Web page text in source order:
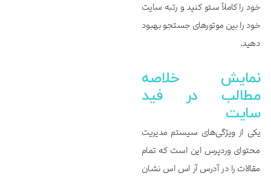
خود را کاملاً سئو کنید و رتبه سایت
خود را بین موتورهای جستجو بهبود
دهید.
نمایش خلاصه
مطالب در فید
سایت
یکی از ویژگی‌های سیستم مدیریت
محتوای وردپرس این است که تمام
مقالات را در آدرس آر اس اس نشان